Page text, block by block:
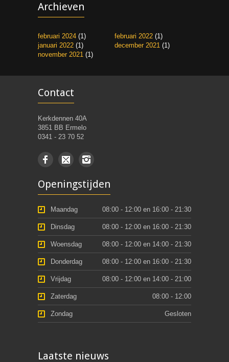
Archieven
februari 2024 (1) februari 2022 (1)
januari 2022 (1) december 2021 (1)
november 2021 (1)
Contact
Kerkdennen 40A
3851 BB Ermelo
0341 - 23 70 52
Openingstijden
Maandag 08:00 - 12:00 en 16:00 - 21:30
Dinsdag 08:00 - 12:00 en 16:00 - 21:30
Woensdag 08:00 - 12:00 en 14:00 - 21:30
Donderdag 08:00 - 12:00 en 16:00 - 21:30
Vrijdag 08:00 - 12:00 en 14:00 - 21:00
Zaterdag 08:00 - 12:00
Zondag Gesloten
Laatste nieuws